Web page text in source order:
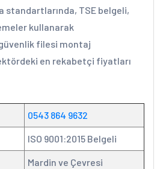
standartlarında, TSE belgeli,
kullanarak
filesi montaj
en rekabetçi fiyatları
0543 864 9632
ISO 9001:2015 Belgeli
Mardin ve Çevresi